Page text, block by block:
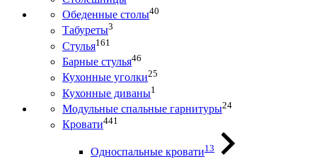
Обеденные столы40
Табуреты3
Стулья161
Барные стулья46
Кухонные уголки25
Кухонные диваны1
Модульные спальные гарнитуры24
Кровати441
Односпальные кровати13